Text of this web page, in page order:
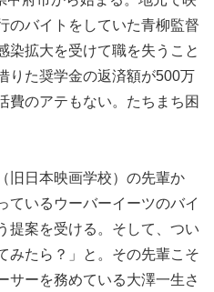
のバイトをしていた青柳監督
染拡大を受けて職を失うこと
りた奨学金の返済額が500万
費のアテもない。たちまち困
旧日本映画学校）の先輩か
ているウーバーイーツのバイ
提案を受ける。そして、つい
みたら？」と。その先輩こそ
サーを務めている大澤一生さ